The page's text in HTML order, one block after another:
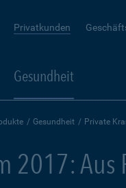
Privatkunden
Gesundheit
Gesundheit Private
2017: Aus